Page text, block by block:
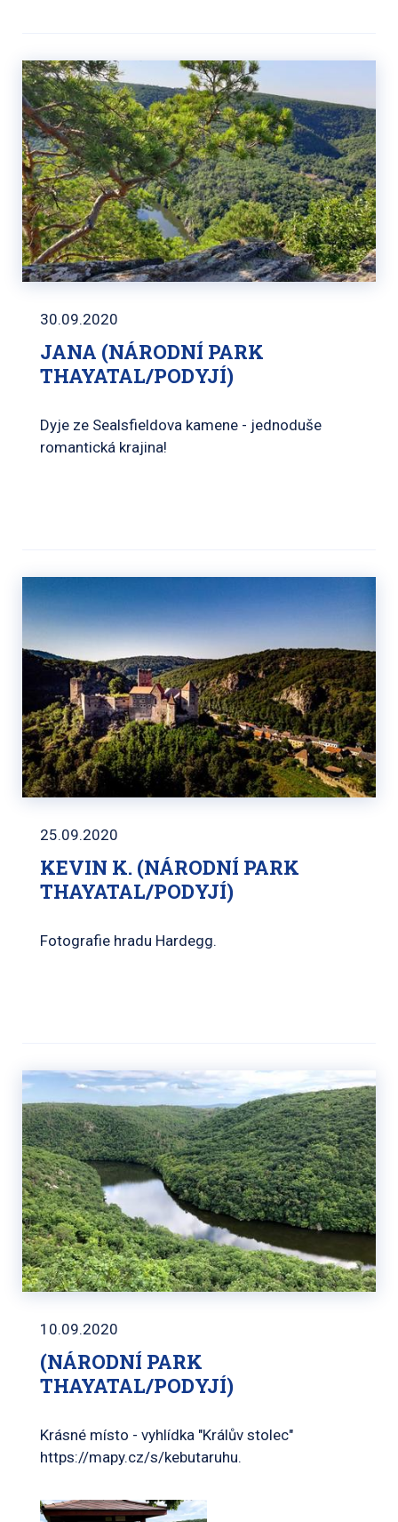
30.09.2020
JANA (NÁRODNÍ PARK
THAYATAL/PODYJÍ)
Dyje ze Sealsfieldova kamene - jednoduše
romantická krajina!
25.09.2020
KEVIN K. (NÁRODNÍ PARK
THAYATAL/PODYJÍ)
Fotografie hradu Hardegg.
10.09.2020
(NÁRODNÍ PARK
THAYATAL/PODYJÍ)
Krásné místo - vyhlídka "Králův stolec"
https://mapy.cz/s/kebutaruhu.